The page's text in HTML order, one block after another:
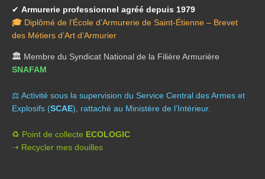
✔ Armurerie professionnel agréé depuis 1979
🎓 Diplômé de l’École d’Armurerie de Saint-Étienne – Brevet
des Métiers d’Art d’Armurier
🏛️ Membre du Syndicat National de la Filière Armurière
SNAFAM
⚖️ Activité sous la supervision du Service Central des Armes et
Explosifs (SCAE), rattaché au Ministère de l’Intérieur.
♻️ Point de collecte ECOLOGIC
➝ Recycler mes douilles